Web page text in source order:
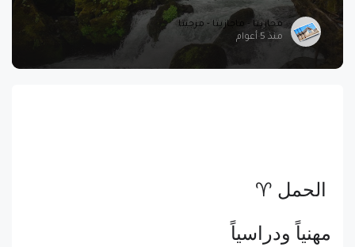
مجازيتا - ماجازيتا - مزجيتا
منذ 5 أعوام
الحمل ♈
مهنياً ودراسياً